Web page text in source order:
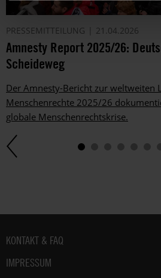
PRESSEMITTEILUNG 21.04.2026
Amnesty Report 2025/26:
Scheideweg
Der Amnesty-Bericht zur weltweiten
Menschenrechte 2025/26
globale Menschenrechtskrise.
Fußbereich
KONTAKT & FAQ
IMPRESSUM